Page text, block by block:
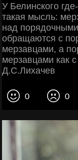
У Белинского
такая мысль:
над
обращаются с
мерзавцами, а
мерзавцами как
Д.С.Лихачев
0 0